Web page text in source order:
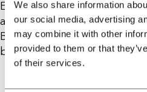
We also share information
our social media, advertising
may combine it with other
provided to them or that
of their services.
Er lebt privat in Berlin und
am liebsten auf dem
Brandenburger Seen oder
besonderem Interesse an